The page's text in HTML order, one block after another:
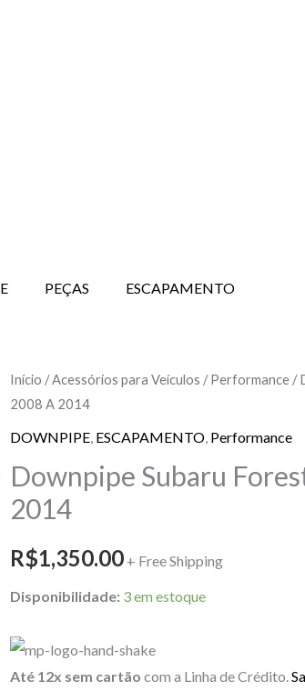
PEÇAS ESCAPAMENTO
Início /Acessórios para Veículos /Performance /
2008 A 2014
DOWNPIPE ESCAPAMENTO Performance
Downpipe Subaru
2014
R$1,350.00 + Free Shipping
Disponibilidade: 3 em estoque
Até 12x sem cartão com a Linha de Crédito.
Downpipe
Subaru
Forester
2.5
2008
2014
quantidade